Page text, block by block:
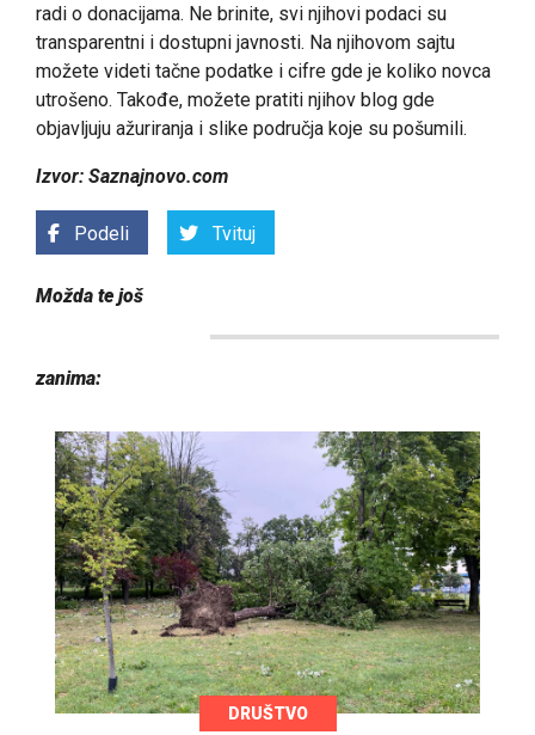
radi o donacijama. Ne brinite, svi njihovi podaci su
transparentni i dostupni javnosti. Na njihovom sajtu
možete videti tačne podatke i cifre gde je koliko novca
utrošeno. Takođe, možete pratiti njihov blog gde
objavljuju ažuriranja i slike područja koje su pošumili.
Izvor: Saznajnovo.com
Podeli Tvituj
Možda te još
zanima:
DRUŠTVO